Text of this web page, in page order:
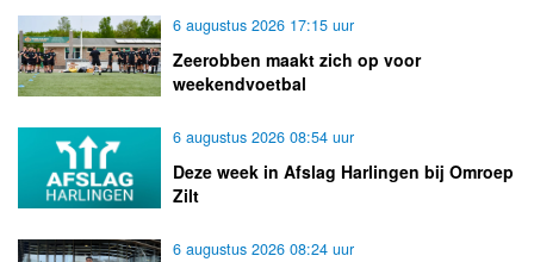
6 augustus 2026 17:15 uur
Zeerobben maakt zich op voor
weekendvoetbal
6 augustus 2026 08:54 uur
Deze week in Afslag Harlingen bij Omroep
Zilt
6 augustus 2026 08:24 uur